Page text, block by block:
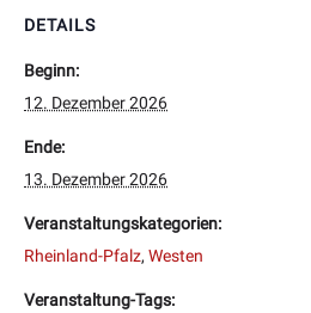
DETAILS
Beginn:
12. Dezember 2026
Ende:
13. Dezember 2026
Veranstaltungskategorien:
Rheinland-Pfalz, Westen
Veranstaltung-Tags: